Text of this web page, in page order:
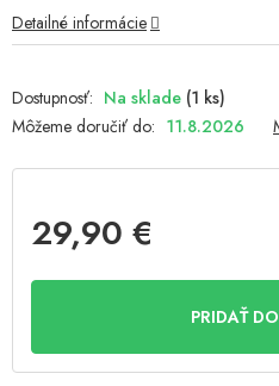
Na sklade (1 ks)
Môžeme doručiť do: 11.8.2026
29,90 €
PRIDAŤ
Detailné informácie